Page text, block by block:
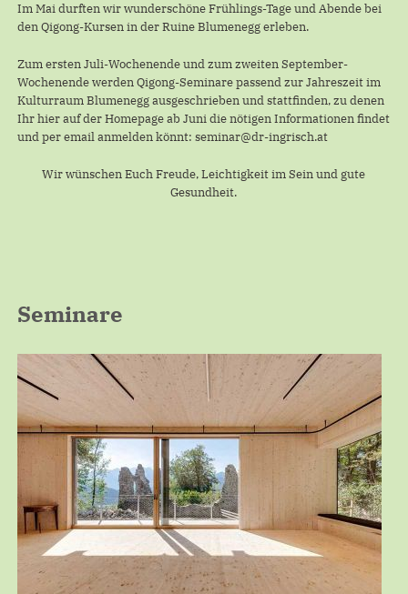
Im Mai durften wir wunderschöne Frühlings-Tage und Abende bei
den Qigong-Kursen in der Ruine Blumenegg erleben.
Zum ersten Juli-Wochenende und zum zweiten September-
Wochenende werden Qigong-Seminare passend zur Jahreszeit im
Kulturraum Blumenegg ausgeschrieben und stattfinden, zu denen
Ihr hier auf der Homepage ab Juni die nötigen Informationen findet
und per email anmelden könnt: seminar@dr-ingrisch.at
Wir wünschen Euch Freude, Leichtigkeit im Sein und gute
Gesundheit.
Seminare